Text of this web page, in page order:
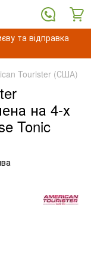
та відправка
Tourister (США)
на 4-х
Tonic